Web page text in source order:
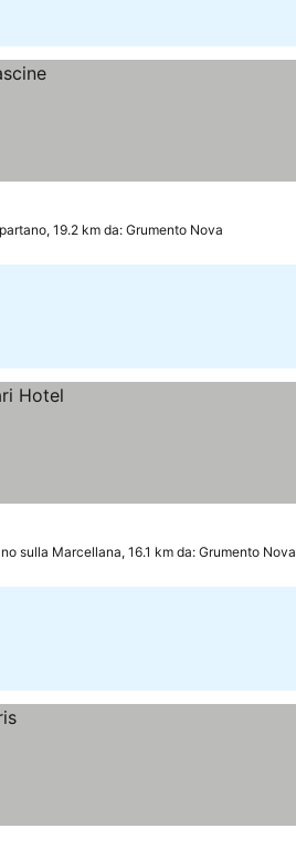
19.2 km da: Grumento Nova
sulla Marcellana, 16.1 km da: Grumento Nova